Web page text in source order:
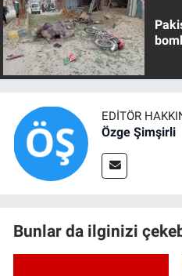
EDITÖR
Özge Şimşirli
Bunlar da ilginizi